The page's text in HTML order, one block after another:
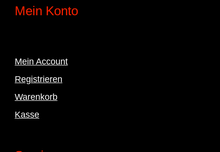
Mein Konto
Mein Account
Registrieren
Warenkorb
Kasse